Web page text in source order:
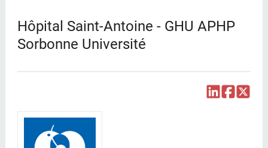
Hôpital Saint-Antoine - GHU APHP
Sorbonne Université